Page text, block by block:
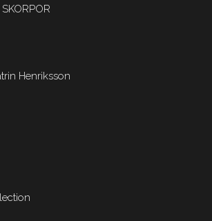
Henriksson